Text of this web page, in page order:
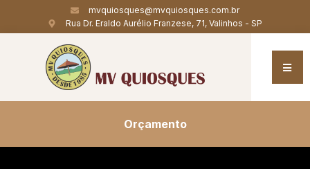
mvquiosques@mvquiosques.com.br
Rua Dr. Eraldo Aurélio Franzese, 71, Valinhos - SP
Orçamento